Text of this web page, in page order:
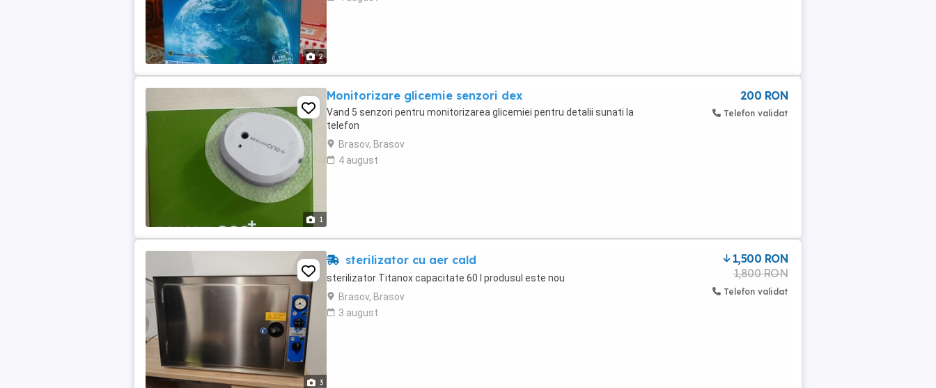
2
1
Monitorizare glicemie senzori dex
Vand 5 senzori pentru monitorizarea glicemiei pentru detalii sunati la
telefon
Brasov, Brasov
4 august
200 RON
Telefon validat
3
sterilizator cu aer cald
sterilizator Titanox capacitate 60 l produsul este nou
Brasov, Brasov
3 august
1,500 RON
1,800 RON
Telefon validat